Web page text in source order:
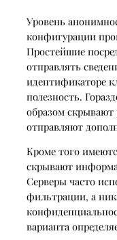
Уровень
конфигурации
Простейшие
отправлять
идентификаторе
полезность.
образом
отправляют
Кроме того
скрывают
Серверы часто
фильтрации, а
варианта